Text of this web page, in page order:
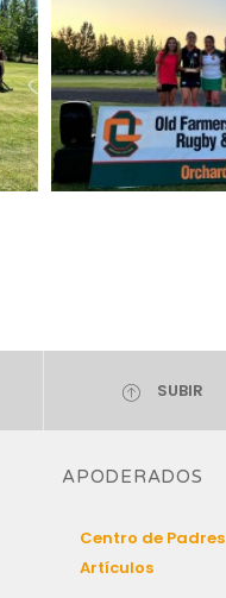
SUBIR
APODERADOS
Centro de Padres
Artículos